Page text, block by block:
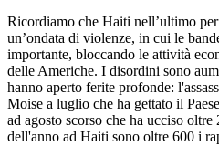
Ricordiamo che Haiti nell’ultimo
un’ondata di violenze, in cui le
importante, bloccando le attività
delle Americhe. I disordini sono
hanno aperto ferite profonde:
Moise a luglio che ha gettato il
ad agosto scorso che ha ucciso
dell'anno ad Haiti sono oltre 600 i